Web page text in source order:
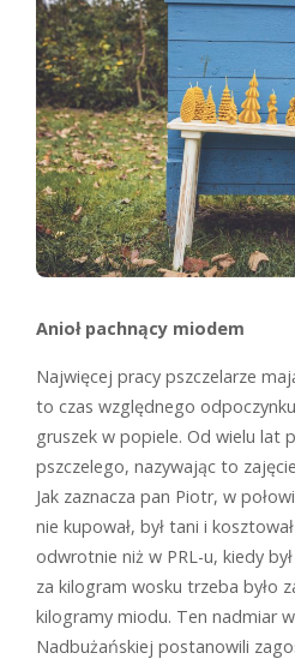
Anioł pachnący miodem
Najwięcej pracy pszczelarze
to czas względnego
gruszek w popiele. Od wielu lat
pszczelego, nazywając to
Jak zaznacza pan Piotr, w
nie kupował, był tani i
odwrotnie niż w ­PRL-u, kiedy
za kilogram wosku trzeba było
kilogramy miodu. Ten nadmiar
Nadbużańskiej postanowili